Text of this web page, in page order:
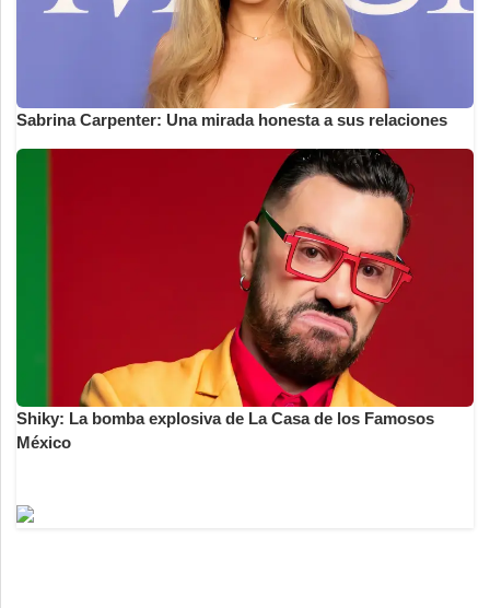
Sabrina Carpenter: Una mirada honesta a sus relaciones
Shiky: La bomba explosiva de La Casa de los Famosos
México